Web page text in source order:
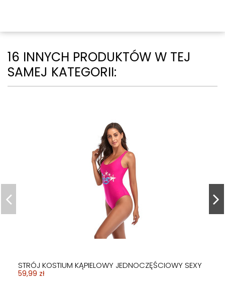
16 INNYCH PRODUKTÓW W TEJ
SAMEJ KATEGORII:
STRÓJ KOSTIUM KĄPIELOWY JEDNOCZĘŚCIOWY SEXY
59,99 zł